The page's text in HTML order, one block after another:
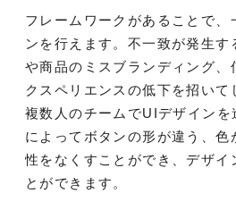
フレームワークがあることで、
ンを行えます。不一致が発生す
や商品のミスブランディング、
クスペリエンスの低下を招いて
複数人のチームでUIデザインを
によってボタンの形が違う、色
性をなくすことができ、デザイ
とができます。